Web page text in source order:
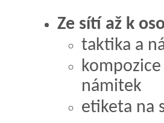
Ze sítí až k
taktika a
námitek
etiketa na